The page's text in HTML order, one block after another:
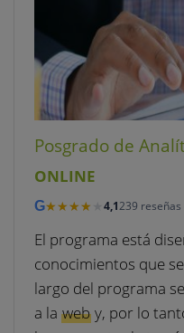
Posgrado de
ONLINE
G★★★★★
★★★★★ 4,1239 reseñas
El programa está
conocimientos que
largo del programa
a la weby, por lo